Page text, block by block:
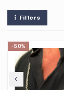
Filters
-50%